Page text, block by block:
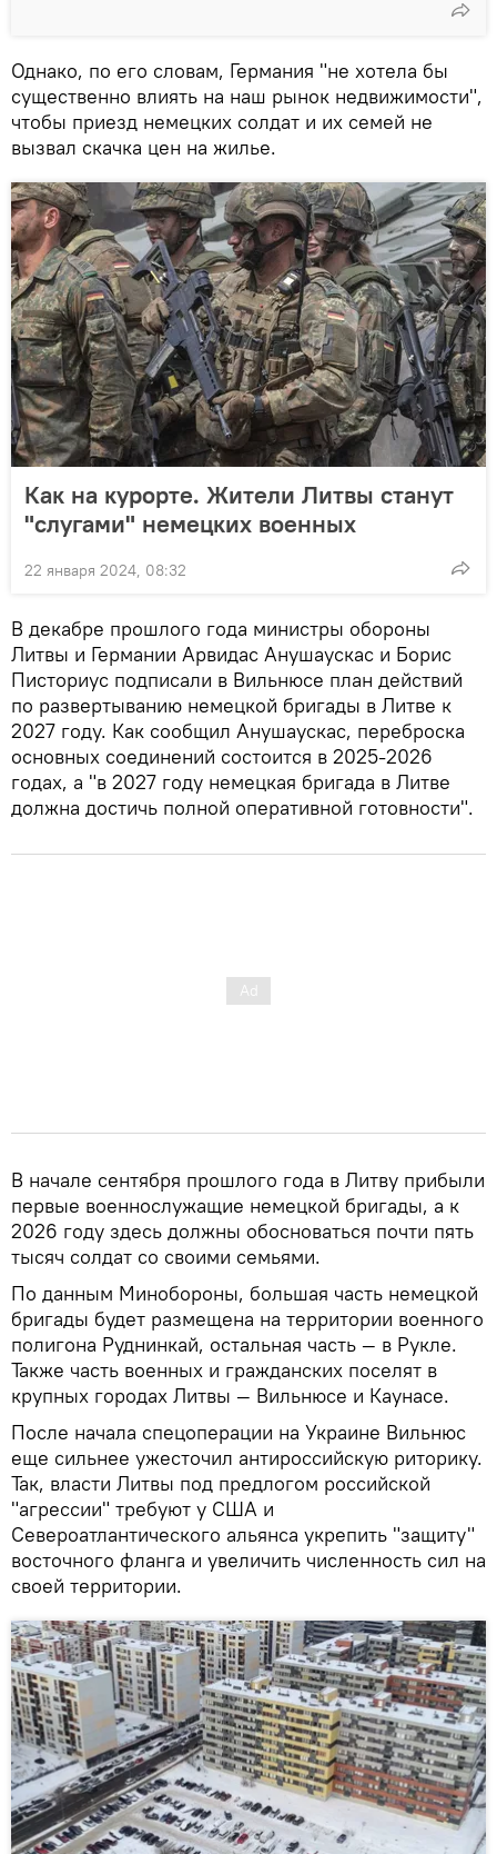
Однако, по его словам, Германия "не хотела бы
существенно влиять на наш рынок недвижимости",
чтобы приезд немецких солдат и их семей не
вызвал скачка цен на жилье.
Как на курорте. Жители Литвы станут
"слугами" немецких военных
22 января 2024, 08:32
В декабре прошлого года министры обороны
Литвы и Германии Арвидас Анушаускас и Борис
Писториус подписали в Вильнюсе план действий
по развертыванию немецкой бригады в Литве к
2027 году. Как сообщил Анушаускас, переброска
основных соединений состоится в 2025-2026
годах, а "в 2027 году немецкая бригада в Литве
должна достичь полной оперативной готовности".
В начале сентября прошлого года в Литву прибыли
первые военнослужащие немецкой бригады, а к
2026 году здесь должны обосноваться почти пять
тысяч солдат со своими семьями.
По данным Минобороны, большая часть немецкой
бригады будет размещена на территории военного
полигона Руднинкай, остальная часть — в Рукле.
Также часть военных и гражданских поселят в
крупных городах Литвы — Вильнюсе и Каунасе.
После начала спецоперации на Украине Вильнюс
еще сильнее ужесточил антироссийскую риторику.
Так, власти Литвы под предлогом российской
"агрессии" требуют у США и
Североатлантического альянса укрепить "защиту"
восточного фланга и увеличить численность сил на
своей территории.